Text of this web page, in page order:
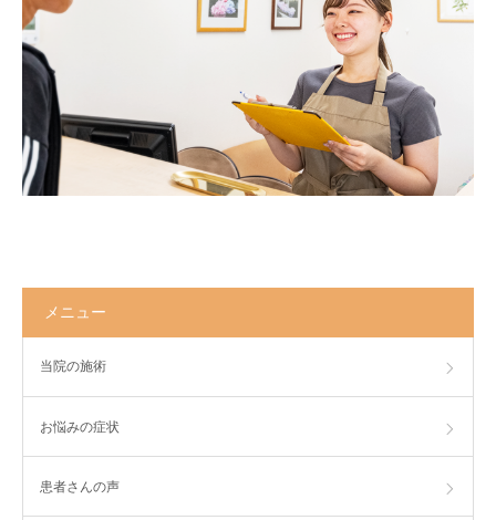
メニュー
当院の施術
お悩みの症状
患者さんの声